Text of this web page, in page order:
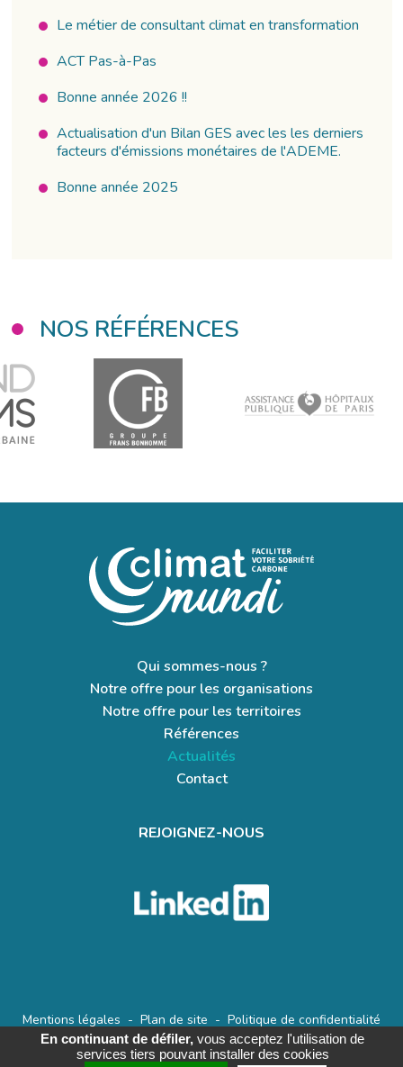
Le métier de consultant climat en transformation
ACT Pas-à-Pas
Bonne année 2026 !!
Actualisation d'un Bilan GES avec les les derniers
facteurs d'émissions monétaires de l'ADEME.
Bonne année 2025
NOS RÉFÉRENCES
Qui sommes-nous ?
Notre offre pour les organisations
Notre offre pour les territoires
Références
Actualités
Contact
REJOIGNEZ-NOUS
Mentions légales - Plan de site - Politique de confidentialité
En continuant de défiler, vous acceptez l'utilisation de
services tiers pouvant installer des cookies